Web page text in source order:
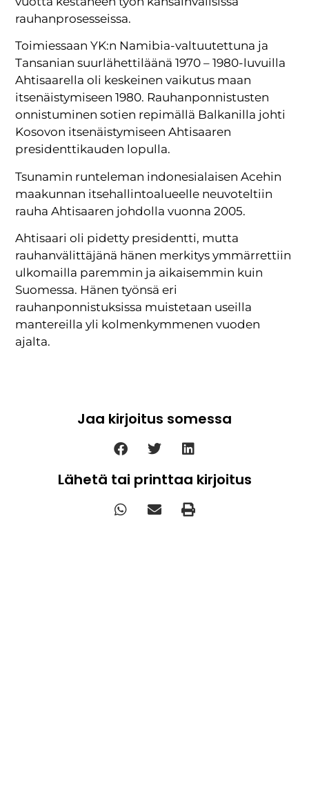
rauhanprosesseissa.
Toimiessaan YK:n Namibia-valtuutettuna ja
Tansanian suurlähettiläänä 1970 – 1980-luvuilla
Ahtisaarella oli keskeinen vaikutus maan
itsenäistymiseen 1980. Rauhanponnistusten
onnistuminen sotien repimällä Balkanilla johti
Kosovon itsenäistymiseen Ahtisaaren
presidenttikauden lopulla.
Tsunamin runteleman indonesialaisen Acehin
maakunnan itsehallintoalueelle neuvoteltiin
rauha Ahtisaaren johdolla vuonna 2005.
Ahtisaari oli pidetty presidentti, mutta
rauhanvälittäjänä hänen merkitys ymmärrettiin
ulkomailla paremmin ja aikaisemmin kuin
Suomessa. Hänen työnsä eri
rauhanponnistuksissa muistetaan useilla
mantereilla yli kolmenkymmenen vuoden
ajalta.
Jaa kirjoitus somessa
Lähetä tai printtaa kirjoitus